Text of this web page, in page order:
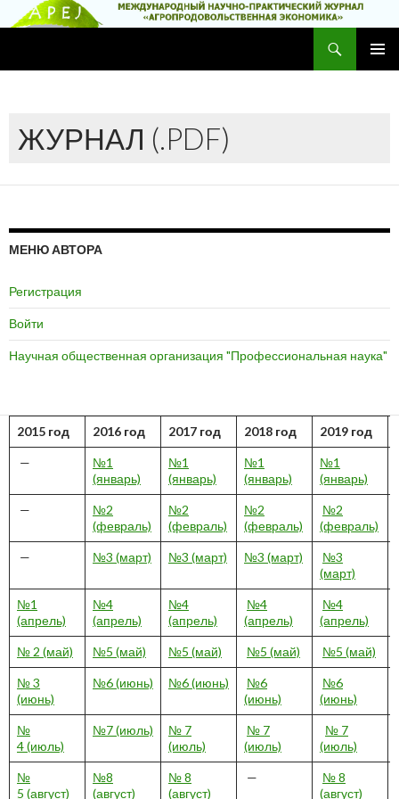
ЖУРНАЛ (.PDF)
МЕНЮ АВТОРА
Регистрация
Войти
Научная общественная организация "Профессиональная наука"
2015 год 2016 год 2017 год 2018 год 2019 год
—
№1
(январь)
№1
(январь)
№1
(январь)
№1
(январь)
—
№2
(февраль)
№2
(февраль)
№2
(февраль)
№2
(февраль)
— №3 (март) №3 (март) №3 (март)
№3
(март)
№1
(апрель)
№4
(апрель)
№4
(апрель)
№4
(апрель)
№4
(апрель)
№ 2 (май) №5 (май) №5 (май) №5 (май) №5 (май)
№ 3
(июнь)
№6 (июнь) №6 (июнь)
№6
(июнь)
№6
(июнь)
№
4 (июль)
№7 (июль)
№ 7
(июль)
№ 7
(июль)
№ 7
(июль)
№
5 (август)
№8
(август)
№ 8
(август)
—
№ 8
(август)